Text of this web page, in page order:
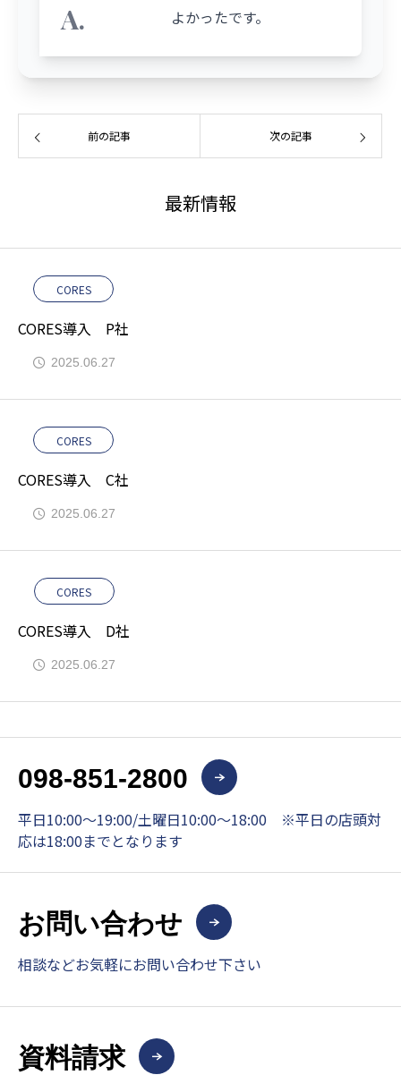
A. よかったです。
前の記事 次の記事
最新情報
CORES
CORES導入 P社
2025.06.27
CORES
CORES導入 C社
2025.06.27
CORES
CORES導入 D社
2025.06.27
098-851-2800
平日10:00～19:00/土曜日10:00～18:00 ※平日の店頭対
応は18:00までとなります
お問い合わせ
相談などお気軽にお問い合わせ下さい
資料請求